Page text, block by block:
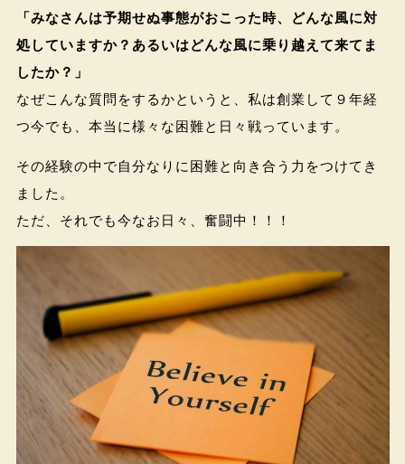
「みなさんは予期せぬ事態がおこった時、どんな風に対
処していますか？あるいはどんな風に乗り越えて来てま
したか？」
なぜこんな質問をするかというと、私は創業して９年経
つ今でも、本当に様々な困難と日々戦っています。
その経験の中で自分なりに困難と向き合う力をつけてき
ました。
ただ、それでも今なお日々、奮闘中！！！